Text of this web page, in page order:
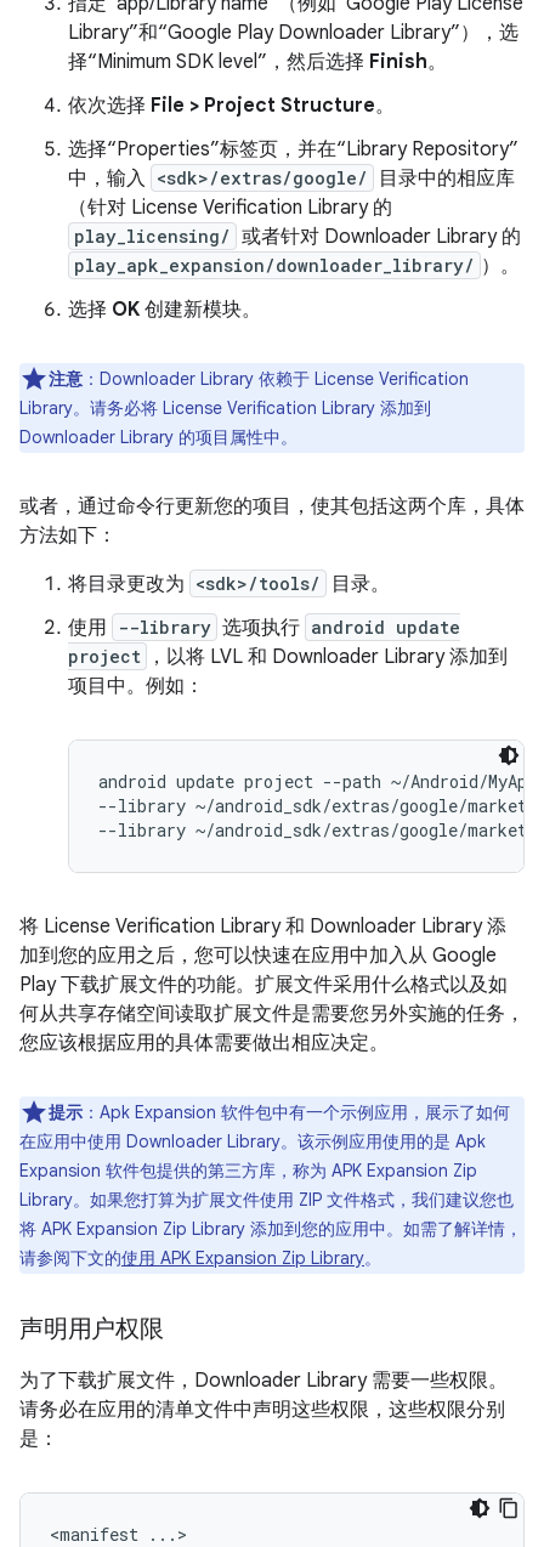
Library”和“Google Play Downloader Library”），选
择“Minimum SDK level”，然后选择 Finish。
依次选择 File > Project Structure。
选择“Properties”标签页，并在“Library Repository”
中，输入 <sdk>/extras/google/
目录中的相应库
（针对 License Verification Library 的
play_licensing/ 或者针对 Downloader Library 的
play_apk_expansion/downloader_library/ ）。
选择 OK 创建新模块。
注意 ：Downloader Library 依赖于 License Verification
Library。请务必将 License Verification Library 添加到
Downloader Library 的项目属性中。
或者，通过命令行更新您的项目，使其包括这两个库，具体
方法如下：
将目录更改为 <sdk>/tools/
目录。
使用
--library 选项执行 android update
project
，以将 LVL 和 Downloader Library 添加到
项目中。例如：
android update project --path ~/Android/
--library ~/android_sdk/extras/google/
将 License Verification Library 和 Downloader Library 添
加到您的应用之后，您可以快速在应用中加入从 Google
Play 下载扩展文件的功能。扩展文件采用什么格式以及如
何从共享存储空间读取扩展文件是需要您另外实施的任务，
您应该根据应用的具体需要做出相应决定。
提示 ：Apk Expansion 软件包中有一个示例应用，展示了如何
在应用中使用 Downloader Library。该示例应用使用的是 Apk
Expansion 软件包提供的第三方库，称为 APK Expansion Zip
Library。如果您打算为扩展文件使用 ZIP 文件格式，我们建议您也
将 APK Expansion Zip Library 添加到您的应用中。如需了解详情，
请参阅下文的使用 APK Expansion Zip Library。
声明用户权限
为了下载扩展文件，Downloader Library 需要一些权限。
请务必在应用的清单文件中声明这些权限，这些权限分别
是：
<manifest